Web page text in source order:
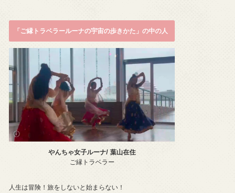
「ご縁トラベラールーナの宇宙の歩きかた」の中の人
やんちゃ女子ルーナ/ 葉山在住
ご縁トラベラー
人生は冒険！旅をしないと始まらない！